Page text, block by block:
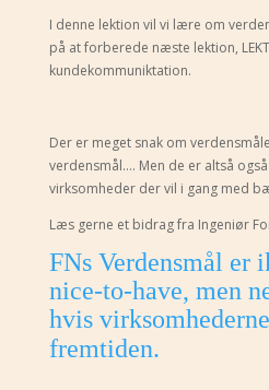
I denne lektion vil vi lære om
på at forberede næste lektion,
kundekommuniktation.
Der er meget snak om
verdensmål…. Men de er altså
virksomheder der vil i gang med
Læs gerne et bidrag fra Ingeniør
FNs Verdensmål er
nice-to-have, men
hvis
fremtiden.